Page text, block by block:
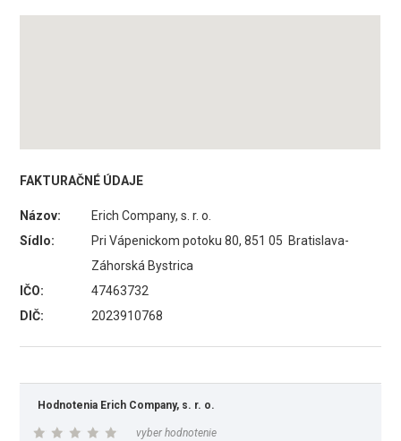
FAKTURAČNÉ ÚDAJE
Názov:
Erich Company, s. r. o.
Sídlo:
Pri Vápenickom potoku 80, 851 05 Bratislava-
Záhorská Bystrica
IČO:
47463732
DIČ:
2023910768
Hodnotenia Erich Company, s. r. o.
vyber hodnotenie